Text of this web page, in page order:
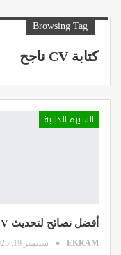
Browsing Tag
كتابة CV ناجح
السيرة الذاتية
أفضل نصائح لتحديث CV بشكل دوري
EKRAM سبتمبر 19, 2025